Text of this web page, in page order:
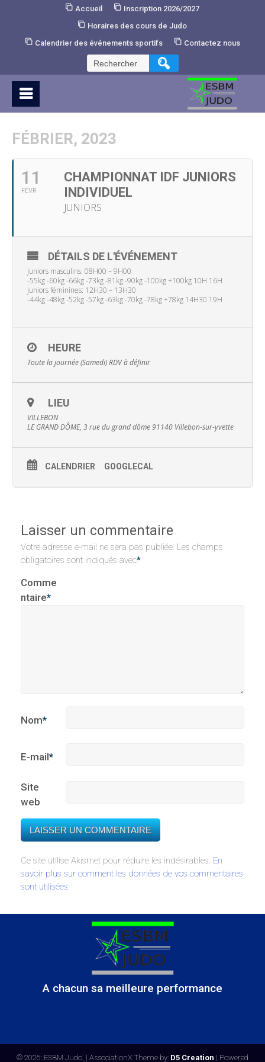
Accueil
Inscription 2026/2027
Horaires des cours de Judo
Calendrier des événements sportifs
Contactez nous
Rechercher :
FÉBRIER, 2023
11
FÉVR
CHAMPIONNAT IDF JUNIORS
INDIVIDUEL
JUNIORS
DÉTAILS DE L'ÉVÉNEMENT
Juniors masculins: 08H00 – 9H00
-55kg -60kg -66kg -73kg -81kg -90kg -100kg +100kg 10H 16H
Juniors féminines: 12H30 – 13H30
-44kg -48kg -52kg -57kg -63kg -70kg -78kg +78kg 14H30 19H
HEURE
Toute la journée (Samedi)RDV à définir
LIEU
VILLEBON
LE GRAND DÔME, 3 rue du grand dôme 91140 Villebon-sur-yvette
CALENDRIER GOOGLECAL
Laisser un commentaire
Votre adresse e-mail ne sera pas publiée. Les champs
obligatoires sont indiqués avec*
Comme
ntaire*
Nom*
E-mail*
Site
web
Ce site utilise Akismet pour réduire les indésirables. En
savoir plus sur comment les données de vos commentaires
sont utilisées.
A chacun sa meilleure performance
© 2026: ESBM Judo, | AssociationX Theme by: D5 Creation | Powered